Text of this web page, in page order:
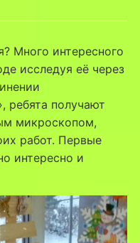
Много интересного
исследуя её через
ребята получают
микроскопом,
работ. Первые
интересно и